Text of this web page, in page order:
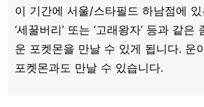
이 기간에 서울/스타필드 하남점에
‘세꿀버리’ 또는 ‘고래왕자’ 등과 같
운 포켓몬을 만날 수 있게 됩니다. 운
포켓몬과도 만날 수 있습니다.